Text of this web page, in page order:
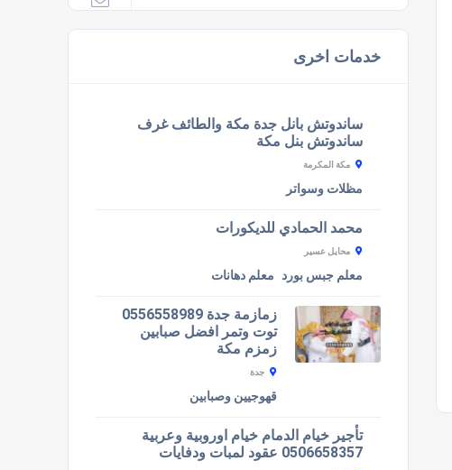
خدمات اخرى
ساندوتش بانل جدة مكة والطائف غرف
ساندوتش بنل مكة
مكة المكرمة
مظلات وسواتر
محمد الحمادي للديكورات
محايل عسير
معلم جبس بورد معلم دهانات
زمازمة جدة 0556558989
توت وتمر افضل صبابين
زمزم مكة
جدة
قهوجيين وصبابين
تأجير خيام الدمام خيام اوروبية وعربية
0506658357 عقود لمبات ودفايات